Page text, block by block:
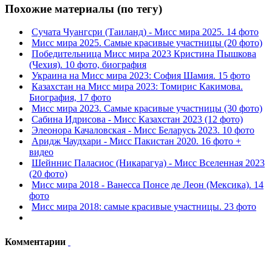
Похожие материалы (по тегу)
Сучата Чуангсри (Таиланд) - Мисс мира 2025. 14 фото
Мисс мира 2025. Самые красивые участницы (20 фото)
Победительница Мисс мира 2023 Кристина Пышкова
(Чехия). 10 фото, биография
Украина на Мисс мира 2023: София Шамия. 15 фото
Казахстан на Мисс мира 2023: Томирис Какимова.
Биография, 17 фото
Мисс мира 2023. Самые красивые участницы (30 фото)
Сабина Идрисова - Мисс Казахстан 2023 (12 фото)
Элеонора Качаловская - Мисс Беларусь 2023. 10 фото
Аридж Чаудхари - Мисс Пакистан 2020. 16 фото +
видео
Шейннис Паласиос (Никарагуа) - Мисс Вселенная 2023
(20 фото)
Мисс мира 2018 - Ванесса Понсе де Леон (Мексика). 14
фото
Мисс мира 2018: самые красивые участницы. 23 фото
Комментарии